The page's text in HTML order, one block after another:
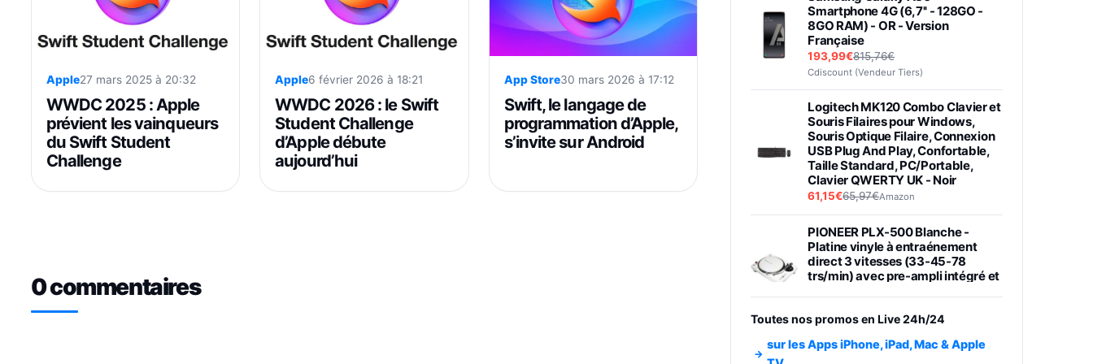
Apple27 mars 2025 à 20:32
WWDC 2025 : Apple
prévient les vainqueurs
du Swift Student
Challenge
Apple6 février 2026 à 18:21
WWDC 2026 : le Swift
Student Challenge
d’Apple débute
aujourd’hui
App Store30 mars 2026 à 17:12
Swift, le langage de
programmation d’Apple,
s’invite sur Android
0 commentaires
Smartphone 4G (6,7'' - 128GO -
8GO RAM) - OR - Version
Française
193,99€815,76€
Cdiscount (Vendeur Tiers)
Logitech MK120 Combo Clavier et
Souris Filaires pour Windows,
Souris Optique Filaire, Connexion
USB Plug And Play, Confortable,
Taille Standard, PC/Portable,
Clavier QWERTY UK - Noir
61,15€65,97€Amazon
PIONEER PLX-500 Blanche -
Platine vinyle à entraénement
direct 3 vitesses (33-45-78
trs/min) avec pre-ampli intégré et
Smartphone SAMSUNG Galaxy
Toutes nos promos en Live 24h/24
sur les Apps iPhone, iPad, Mac & Apple